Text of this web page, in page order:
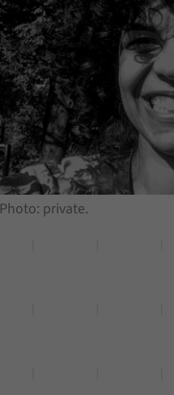
Photo: private.